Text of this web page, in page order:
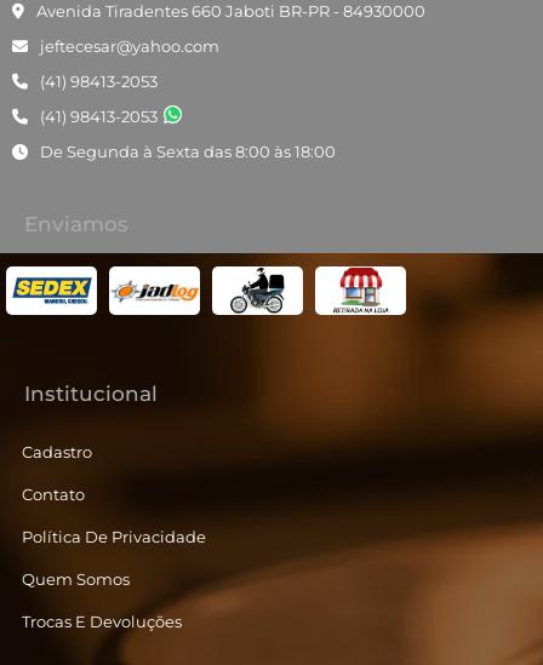
Avenida Tiradentes 660 Jaboti BR-PR - 84930000
jeftecesar@yahoo.com
(41) 98413-2053
(41) 98413-2053
De Segunda à Sexta das 8:00 às 18:00
Enviamos
Institucional
Cadastro
Contato
Política De Privacidade
Quem Somos
Trocas E Devoluções